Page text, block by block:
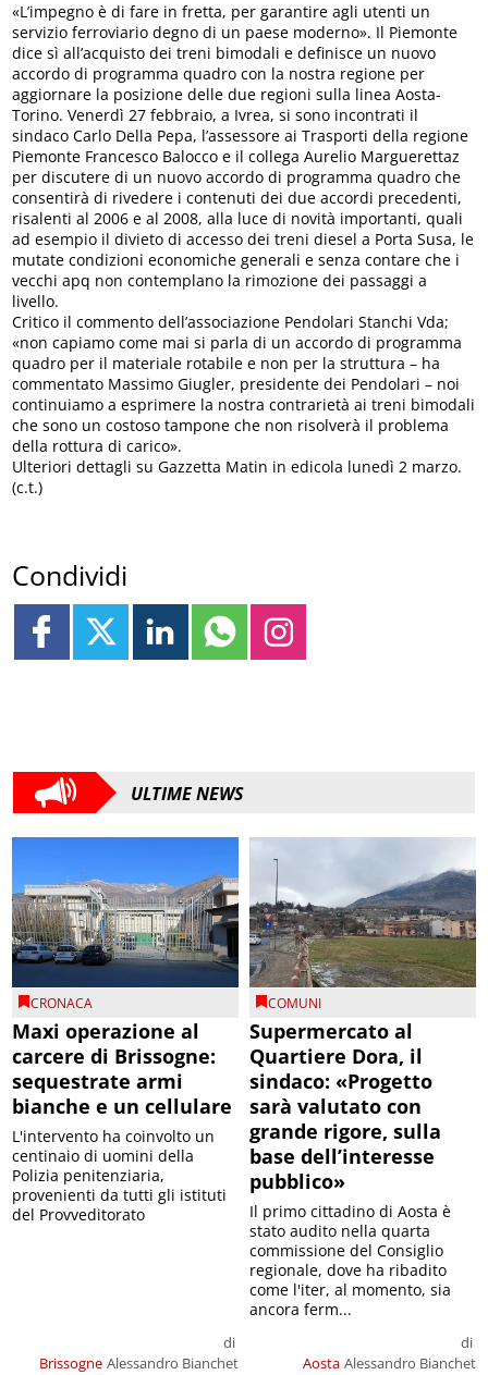
«L’impegno è di fare in fretta, per garantire agli utenti un
servizio ferroviario degno di un paese moderno». Il Piemonte
dice sì all’acquisto dei treni bimodali e definisce un nuovo
accordo di programma quadro con la nostra regione per
aggiornare la posizione delle due regioni sulla linea Aosta-
Torino. Venerdì 27 febbraio, a Ivrea, si sono incontrati il
sindaco Carlo Della Pepa, l’assessore ai Trasporti della regione
Piemonte Francesco Balocco e il collega Aurelio Marguerettaz
per discutere di un nuovo accordo di programma quadro che
consentirà di rivedere i contenuti dei due accordi precedenti,
risalenti al 2006 e al 2008, alla luce di novità importanti, quali
ad esempio il divieto di accesso dei treni diesel a Porta Susa, le
mutate condizioni economiche generali e senza contare che i
vecchi apq non contemplano la rimozione dei passaggi a
livello.
Critico il commento dell’associazione Pendolari Stanchi Vda;
«non capiamo come mai si parla di un accordo di programma
quadro per il materiale rotabile e non per la struttura – ha
commentato Massimo Giugler, presidente dei Pendolari – noi
continuiamo a esprimere la nostra contrarietà ai treni bimodali
che sono un costoso tampone che non risolverà il problema
della rottura di carico».
Ulteriori dettagli su Gazzetta Matin in edicola lunedì 2 marzo.
(c.t.)
Condividi
ULTIME NEWS
CRONACA
Maxi operazione al
carcere di Brissogne:
sequestrate armi
bianche e un cellulare
Brissogne
di
Alessandro Bianchet
L'intervento ha coinvolto un
centinaio di uomini della
Polizia penitenziaria,
provenienti da tutti gli istituti
del Provveditorato
COMUNI
Supermercato al
Quartiere Dora, il
sindaco: «Progetto
sarà valutato con
grande rigore, sulla
base dell’interesse
pubblico»
Aosta
di
Alessandro Bianchet
Il primo cittadino di Aosta è
stato audito nella quarta
commissione del Consiglio
regionale, dove ha ribadito
come l'iter, al momento, sia
ancora ferm...